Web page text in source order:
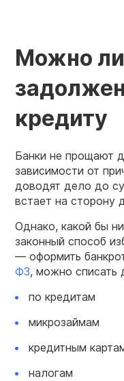
Можно
кредиту
Банки не прощают
зависимости от
доводят дело до
встает на сторону
Однако, какой бы
законный способ
— оформить
ФЗ, можно списать
по кредитам
микрозаймам
кредитным
налогам